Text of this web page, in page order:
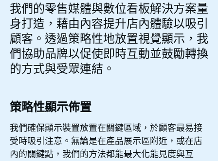
我們的零售媒體與數位看板解決方案量
身打造，藉由內容提升店內體驗以吸引
顧客。透過策略性地放置視覺顯示，我
們協助品牌以促使即時互動並鼓勵轉換
的方式與受眾連結。
策略性顯示佈置
我們確保顯示裝置放置在關鍵區域，於顧客最易接
受時吸引注意。無論是在產品展示區附近，或在店
內的關鍵點，我們的方法都能最大化能見度與互